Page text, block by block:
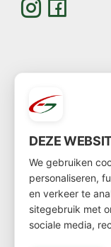
WERDEN SIE
Möchten Sie Kunde
Dann gehen Sie
DEZE
We gebruiken
personaliseren,
en verkeer te
sitegebruik met
sociale media,